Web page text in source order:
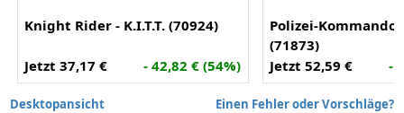
Knight Rider - K.I.T.T. (70924)
Jetzt 37,17 € - 42,82 € (54%)
Polizei-
(71873)
Jetzt 52,59 €
-
Desktopansicht Einen Fehler oder Vorschläge?